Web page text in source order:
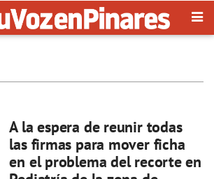
A la espera de reunir todas
las firmas para mover ficha
en el problema del recorte en